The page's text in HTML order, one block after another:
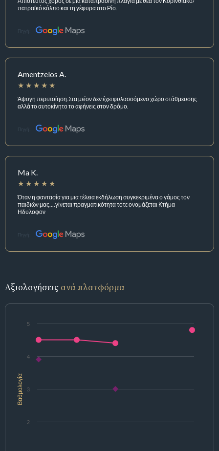
πατραϊκό κόλπο και τη γέφυρα στο Ρίο.
Πηγή:
Amentzelos A.
Άψογη περιποίηση.Στα μείον δεν έχει φυλασσόμενο χώρο στάθμευσης
αλλά το αυτοκίνητο το αφήνεις στον δρόμο.
Πηγή:
Ma K.
Όταν η φαντασία για μια τέλεια εκδήλωση συγκεκριμένα ο γάμος τον
παιδιών μας....γίνεται πραγματικότητα τότε ονομάζεται Κτήμα
Ηδυλοφον
Πηγή:
Αξιολογήσεις ανά πλατφόρμα
Βαθμολογία
2
3
4
5